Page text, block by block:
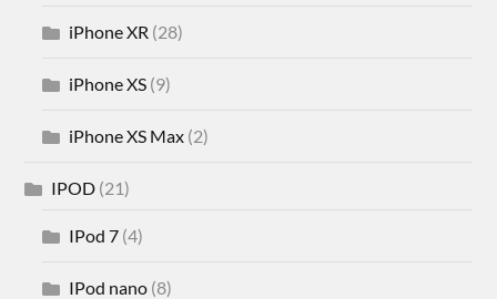
iPhone XR (28)
iPhone XS (9)
iPhone XS Max (2)
IPOD (21)
IPod 7 (4)
IPod nano (8)